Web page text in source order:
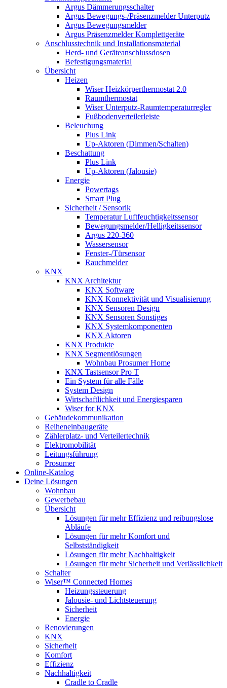
Argus Dämmerungsschalter
Argus Bewegungs-/Präsenzmelder Unterputz
Argus Bewegungsmelder
Argus Präsenzmelder Komplettgeräte
Anschlusstechnik und Installationsmaterial
Herd- und Geräteanschlussdosen
Befestigungsmaterial
Übersicht
Heizen
Wiser Heizkörperthermostat 2.0
Raumthermostat
Wiser Unterputz-Raumtemperaturregler
Fußbodenverteilerleiste
Beleuchung
Plus Link
Up-Aktoren (Dimmen/Schalten)
Beschattung
Plus Link
Up-Aktoren (Jalousie)
Energie
Powertags
Smart Plug
Sicherheit / Sensorik
Temperatur Luftfeuchtigkeitssensor
Bewegungsmelder/Helligkeitssensor
Argus 220-360
Wassersensor
Fenster-/Türsensor
Rauchmelder
KNX
KNX Architektur
KNX Software
KNX Konnektivität und Visualisierung
KNX Sensoren Design
KNX Sensoren Sonstiges
KNX Systemkomponenten
KNX Aktoren
KNX Produkte
KNX Segmentlösungen
Wohnbau Prosumer Home
KNX Tastsensor Pro T
Ein System für alle Fälle
System Design
Wirtschaftlichkeit und Energiesparen
Wiser for KNX
Gebäudekommunikation
Reiheneinbaugeräte
Zählerplatz- und Verteilertechnik
Elektromobilität
Leitungsführung
Prosumer
Online-Katalog
Deine Lösungen
Wohnbau
Gewerbebau
Übersicht
Lösungen für mehr Effizienz und reibungslose
Abläufe
Lösungen für mehr Komfort und
Selbstständigkeit
Lösungen für mehr Nachhaltigkeit
Lösungen für mehr Sicherheit und Verlässlichkeit
Schalter
Wiser™ Connected Homes
Heizungssteuerung
Jalousie- und Lichtsteuerung
Sicherheit
Energie
Renovierungen
KNX
Sicherheit
Komfort
Effizienz
Nachhaltigkeit
Cradle to Cradle